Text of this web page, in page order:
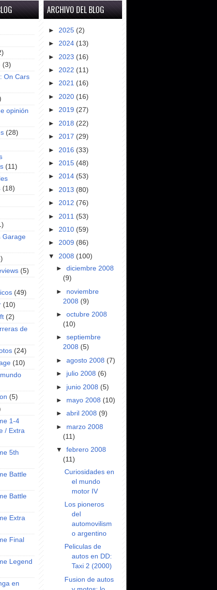
(3)
On Cars
opinión
(28)
(11)
(18)
Garage
(5)
(49)
(10)
(2)
de
(24)
(10)
(5)
1-4
/ Extra
5th
Battle
Battle
Extra
Final
Legend
en
ARCHIVO DEL BLOG
► 2025 (2)
► 2024 (13)
► 2023 (16)
► 2022 (11)
► 2021 (16)
► 2020 (16)
► 2019 (27)
► 2018 (22)
► 2017 (29)
► 2016 (33)
► 2015 (48)
► 2014 (53)
► 2013 (80)
► 2012 (76)
► 2011 (53)
► 2010 (59)
► 2009 (86)
▼ 2008 (100)
►diciembre 2008
(9)
► noviembre
2008 (9)
►octubre 2008
(10)
►septiembre
2008 (5)
►agosto 2008 (7)
► julio 2008 (6)
► junio 2008 (5)
► mayo 2008 (10)
►abril 2008 (9)
► marzo 2008
(11)
▼febrero 2008
(11)
Curiosidades en
el mundo
motor IV
Los pioneros
del
automovilism
o argentino
Peliculas de
autos en DD:
Taxi 2 (2000)
Fusion de autos